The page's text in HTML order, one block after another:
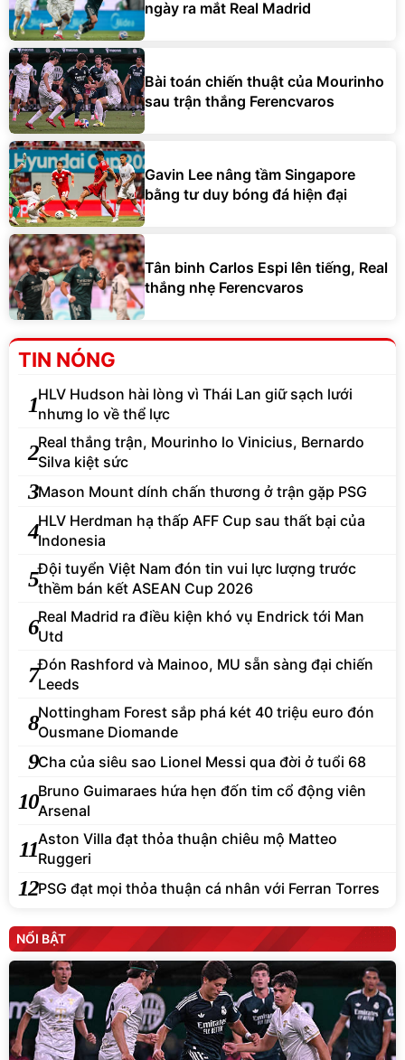
ngày ra mắt Real Madrid
Bài toán chiến thuật của Mourinho
sau trận thắng Ferencvaros
Gavin Lee nâng tầm Singapore
bằng tư duy bóng đá hiện đại
Tân binh Carlos Espi lên tiếng, Real
thắng nhẹ Ferencvaros
TIN NÓNG
1HLV Hudson hài lòng vì Thái Lan giữ sạch lưới
nhưng lo về thể lực
2Real thắng trận, Mourinho lo Vinicius, Bernardo
Silva kiệt sức
3Mason Mount dính chấn thương ở trận gặp PSG
4HLV Herdman hạ thấp AFF Cup sau thất bại của
Indonesia
5Đội tuyển Việt Nam đón tin vui lực lượng trước
thềm bán kết ASEAN Cup 2026
6Real Madrid ra điều kiện khó vụ Endrick tới Man
Utd
7Đón Rashford và Mainoo, MU sẵn sàng đại chiến
Leeds
8Nottingham Forest sắp phá két 40 triệu euro đón
Ousmane Diomande
9Cha của siêu sao Lionel Messi qua đời ở tuổi 68
10Bruno Guimaraes hứa hẹn đốn tim cổ động viên
Arsenal
11Aston Villa đạt thỏa thuận chiêu mộ Matteo
Ruggeri
12PSG đạt mọi thỏa thuận cá nhân với Ferran Torres
NỔI BẬT